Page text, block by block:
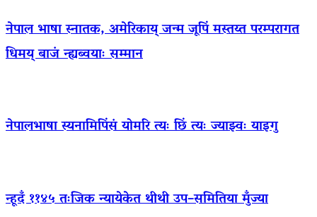
नेपाल भाषा स्नातक, अमेरिकाय् जन्म जूपिं मस्तय्त परम्परागत
धिमय् बाजं न्ह्यब्वयाः सम्मान
नेपालभाषा स्यनामिपिंसं योमरि त्यः छिं त्यः ज्याझ्वः याइगु
न्हूदँ ११४५ तःजिक न्यायेकेत थीथी उप–समितिया मुँज्या